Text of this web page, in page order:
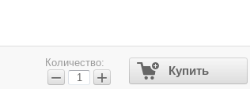
Количество:
− + Купить